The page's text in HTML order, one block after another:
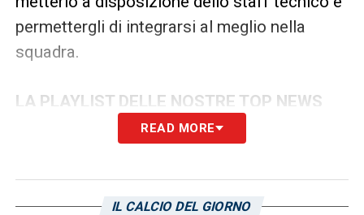
permettergli di integrarsi al meglio nella
squadra.
LA PLAYLIST DELLE NOSTRE TOP NEWS
READ MORE
IL CALCIO DEL GIORNO